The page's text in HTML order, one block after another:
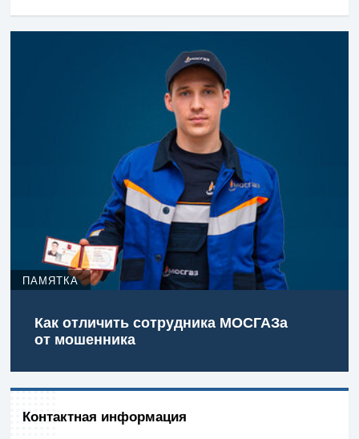
ПАМЯТКА
Как отличить сотрудника МОСГАЗа
от мошенника
Контактная информация